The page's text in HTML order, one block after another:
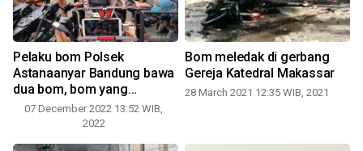
Pelaku bom Polsek
Astanaanyar Bandung bawa
dua bom, bom yang
meledak melekat di tubuh
07 December 2022 13:52 WIB,
2022
Bom meledak di gerbang
Gereja Katedral Makassar
28 March 2021 12:35 WIB, 2021